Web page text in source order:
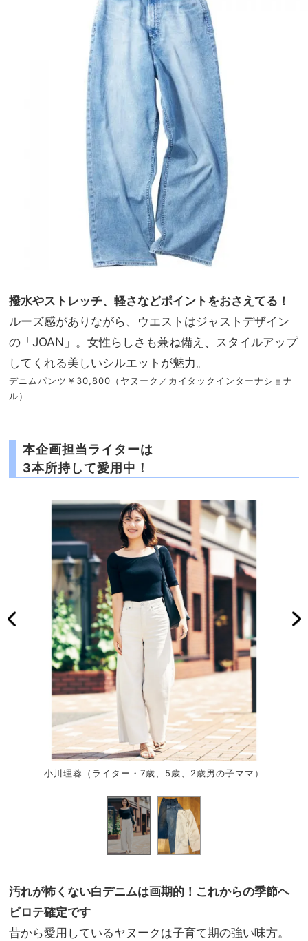
撥水やストレッチ、軽さなどポイントをおさえてる！
ルーズ感がありながら、ウエストはジャストデザイン
の「JOAN」。女性らしさも兼ね備え、スタイルアップ
してくれる美しいシルエットが魅力。
デニムパンツ￥30,800（ヤヌーク／カイタックインターナショナ
ル）
本企画担当ライターは
3本所持して愛用中！
小川理蓉（ライター・7歳、5歳、2歳男の子ママ）
汚れが怖くない白デニムは画期的！これからの季節ヘ
ビロテ確定です
昔から愛用しているヤヌークは子育て期の強い味方。